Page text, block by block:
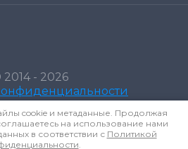
2014 - 2026
cookie и метаданные. Продолжая
на использование нами
в соответствии с Политикой
.